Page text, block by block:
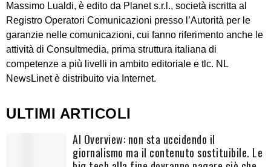
Massimo Lualdi, è edito da Planet s.r.l., società iscritta al
Registro Operatori Comunicazioni presso l’Autorità per le
garanzie nelle comunicazioni, cui fanno riferimento anche le
attività di Consultmedia, prima struttura italiana di
competenze a più livelli in ambito editoriale e tlc. NL
NewsLinet è distribuito via Internet.
ULTIMI ARTICOLI
AI Overview: non sta uccidendo il
giornalismo ma il contenuto sostituibile. Le